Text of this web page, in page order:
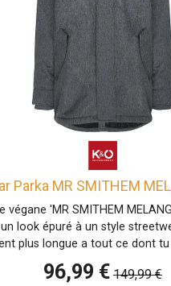
Colonne d'eau : 11000
Nom de la couleur : Indigo
polyester
Parka MR SMITHEM
végane 'MR SMITHEM
look épuré à un style
plus longue a tout ce dont
montante avec revers et cordon
à rabat doubles avec
96,99 € 149,99 €